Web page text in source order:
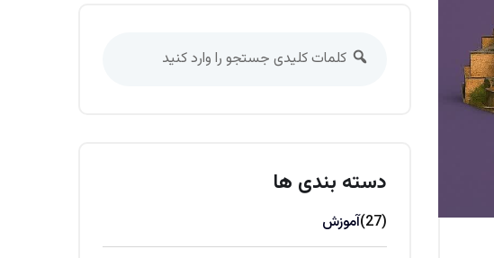
دسته بندی ها
آموزش (27)